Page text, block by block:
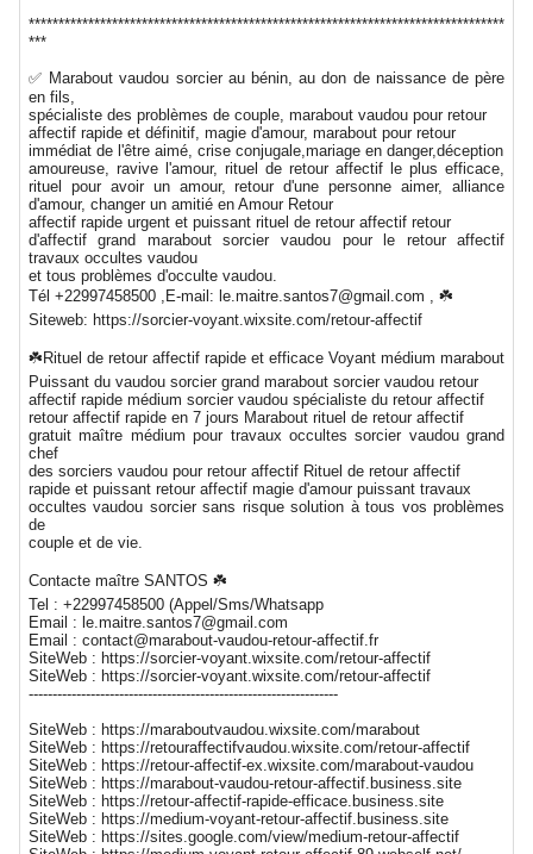
********************************************************************************
***
✅ Marabout vaudou sorcier au bénin, au don de naissance de père
en fils,
spécialiste des problèmes de couple, marabout vaudou pour retour
affectif rapide et définitif, magie d'amour, marabout pour retour
immédiat de l'être aimé, crise conjugale,mariage en danger,déception
amoureuse, ravive l'amour, rituel de retour affectif le plus efficace,
rituel pour avoir un amour, retour d'une personne aimer, alliance
d'amour, changer un amitié en Amour Retour
affectif rapide urgent et puissant rituel de retour affectif retour
d'affectif grand marabout sorcier vaudou pour le retour affectif
travaux occultes vaudou
et tous problèmes d'occulte vaudou.
Tél +22997458500 ,E-mail: le.maitre.santos7@gmail.com , ☘️
Siteweb: https://sorcier-voyant.wixsite.com/retour-affectif
☘️Rituel de retour affectif rapide et efficace Voyant médium marabout
Puissant du vaudou sorcier grand marabout sorcier vaudou retour
affectif rapide médium sorcier vaudou spécialiste du retour affectif
retour affectif rapide en 7 jours Marabout rituel de retour affectif
gratuit maître médium pour travaux occultes sorcier vaudou grand
chef
des sorciers vaudou pour retour affectif Rituel de retour affectif
rapide et puissant retour affectif magie d'amour puissant travaux
occultes vaudou sorcier sans risque solution à tous vos problèmes
de
couple et de vie.
Contacte maître SANTOS ☘️
Tel : +22997458500 (Appel/Sms/Whatsapp
Email : le.maitre.santos7@gmail.com
Email : contact@marabout-vaudou-retour-affectif.fr
SiteWeb : https://sorcier-voyant.wixsite.com/retour-affectif
SiteWeb : https://sorcier-voyant.wixsite.com/retour-affectif
-----------------------------------------------------------------
SiteWeb : https://maraboutvaudou.wixsite.com/marabout
SiteWeb : https://retouraffectifvaudou.wixsite.com/retour-affectif
SiteWeb : https://retour-affectif-ex.wixsite.com/marabout-vaudou
SiteWeb : https://marabout-vaudou-retour-affectif.business.site
SiteWeb : https://retour-affectif-rapide-efficace.business.site
SiteWeb : https://medium-voyant-retour-affectif.business.site
SiteWeb : https://sites.google.com/view/medium-retour-affectif